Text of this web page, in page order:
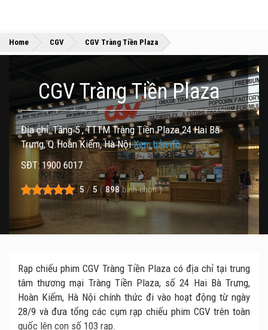
Home »
CGV »
CGV Tràng Tiền Plaza
CGV Tràng Tiền Plaza
Địa chỉ: Tầng 5 , TTTM Tràng Tiền Plaza 24 Hai Bà
Trưng, Q.Hoàn Kiếm, Hà NộiXem bản đồ
SĐT: 1900 6017
5 / 5 ( 898 bình chọn)
Rạp chiếu phim CGV Tràng Tiền Plaza có địa chỉ tại trung
tâm thương mại Tràng Tiền Plaza, số 24 Hai Bà Trưng,
Hoàn Kiếm, Hà Nội chính thức đi vào hoạt động từ ngày
28/9 và đưa tổng các cụm rạp chiếu phim CGV trên toàn
quốc lên con số 103 rạp.